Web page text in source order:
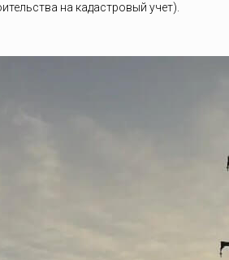
на кадастровый учет).